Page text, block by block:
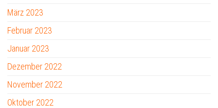
März 2023
Februar 2023
Januar 2023
Dezember 2022
November 2022
Oktober 2022